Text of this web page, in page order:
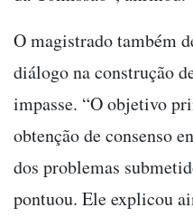
O magistrado também
diálogo na construção
impasse. “O objetivo
obtenção de consenso
dos problemas
pontuou. Ele explicou